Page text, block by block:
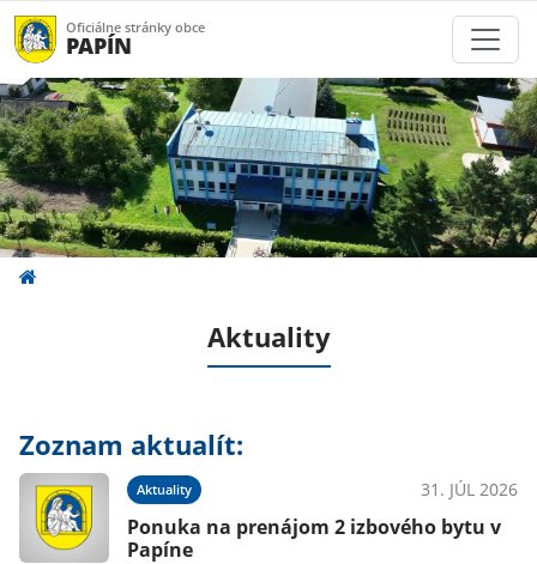
Oficiálne stránky obce
PAPÍN
Aktuality
Zoznam aktualít:
Aktuality 31. JÚL 2026
Ponuka na prenájom 2 izbového bytu v
Papíne